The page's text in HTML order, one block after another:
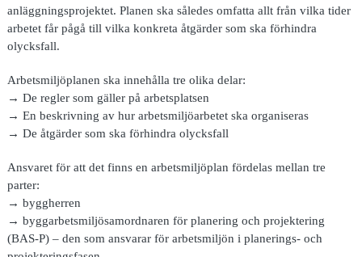
anläggningsprojektet. Planen ska således omfatta allt från vilka tider
arbetet får pågå till vilka konkreta åtgärder som ska förhindra
olycksfall.
Arbetsmiljöplanen ska innehålla tre olika delar:
→ De regler som gäller på arbetsplatsen
→ En beskrivning av hur arbetsmiljöarbetet ska organiseras
→ De åtgärder som ska förhindra olycksfall
Ansvaret för att det finns en arbetsmiljöplan fördelas mellan tre
parter:
→ byggherren
→ byggarbetsmiljösamordnaren för planering och projektering
(BAS-P) – den som ansvarar för arbetsmiljön i planerings- och